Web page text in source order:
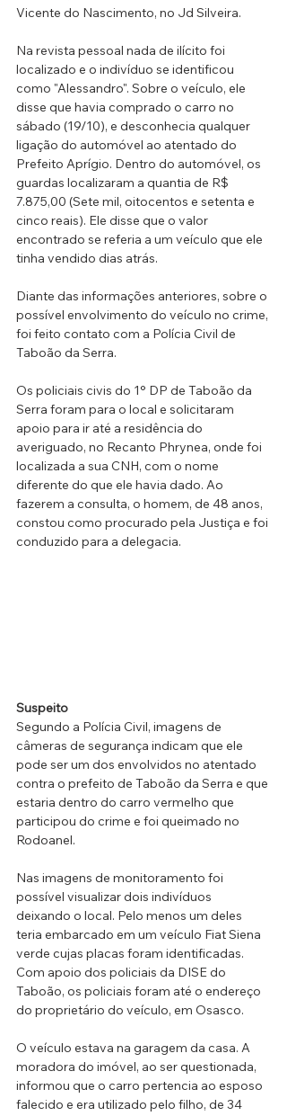
Vicente do Nascimento, no Jd Silveira.
Na revista pessoal nada de ilícito foi
localizado e o indivíduo se identificou
como "Alessandro". Sobre o veículo, ele
disse que havia comprado o carro no
sábado (19/10), e desconhecia qualquer
ligação do automóvel ao atentado do
Prefeito Aprígio. Dentro do automóvel, os
guardas localizaram a quantia de R$
7.875,00 (Sete mil, oitocentos e setenta e
cinco reais). Ele disse que o valor
encontrado se referia a um veículo que ele
tinha vendido dias atrás.
Diante das informações anteriores, sobre o
possível envolvimento do veículo no crime,
foi feito contato com a Polícia Civil de
Taboão da Serra.
Os policiais civis do 1° DP de Taboão da
Serra foram para o local e solicitaram
apoio para ir até a residência do
averiguado, no Recanto Phrynea, onde foi
localizada a sua CNH, com o nome
diferente do que ele havia dado. Ao
fazerem a consulta, o homem, de 48 anos,
constou como procurado pela Justiça e foi
conduzido para a delegacia.
Suspeito
Segundo a Polícia Civil, imagens de
câmeras de segurança indicam que ele
pode ser um dos envolvidos no atentado
contra o prefeito de Taboão da Serra e que
estaria dentro do carro vermelho que
participou do crime e foi queimado no
Rodoanel.
Nas imagens de monitoramento foi
possível visualizar dois indivíduos
deixando o local. Pelo menos um deles
teria embarcado em um veículo Fiat Siena
verde cujas placas foram identificadas.
Com apoio dos policiais da DISE do
Taboão, os policiais foram até o endereço
do proprietário do veículo, em Osasco.
O veículo estava na garagem da casa. A
moradora do imóvel, ao ser questionada,
informou que o carro pertencia ao esposo
falecido e era utilizado pelo filho, de 34